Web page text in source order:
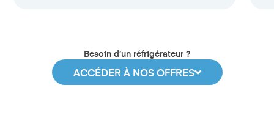
Besoin d’un réfrigérateur ?
ACCÉDER À NOS OFFRES